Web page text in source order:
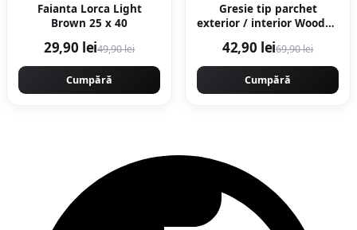
Faianta Lorca Light
Brown 25 x 40
29,90 lei49,90 lei
Cumpără
Gresie tip parchet
exterior / interior Wooden
portelanata
antiderapanta
42,90 lei69,90 lei
Cumpără